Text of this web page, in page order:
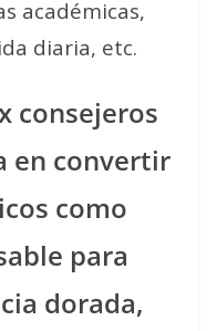
académicas,
diaria, etc.
consejeros
en convertir
como
para
dorada,